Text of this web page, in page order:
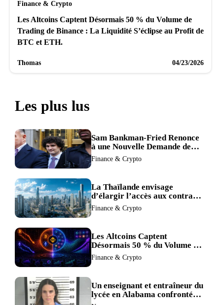
Finance & Crypto
Les Altcoins Captent Désormais 50 % du Volume de
Trading de Binance : La Liquidité S’éclipse au Profit de
BTC et ETH.
Thomas 04/23/2026
Les plus lus
Sam Bankman-Fried Renonce
à une Nouvelle Demande de
Procès, Intensifiant la
Pression pour la Récusation
Finance & Crypto
La Thaïlande envisage
d’élargir l’accès aux contrats
à terme crypto dans une
refonte de sa réglementation.
Finance & Crypto
Les Altcoins Captent
Désormais 50 % du Volume de
Trading de Binance : La
Liquidité S’éclipse au Profit de
Finance & Crypto
Un enseignant et entraîneur du
lycée en Alabama confronté